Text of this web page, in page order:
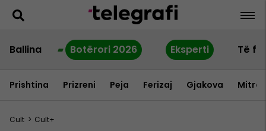
Ballina Botërori 2026 Eksperti Të
Prishtina Prizreni Peja Ferizaj Gjakova
Cult > Cult+